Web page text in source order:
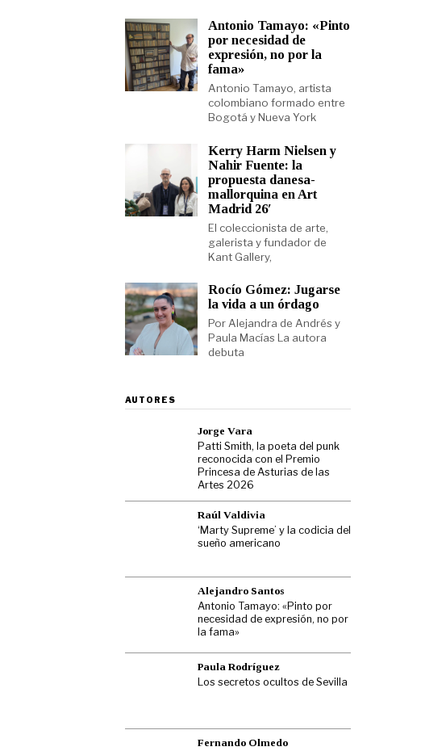
Antonio Tamayo: «Pinto
por necesidad de
expresión, no por la
fama»
Antonio Tamayo, artista
colombiano formado entre
Bogotá y Nueva York
Kerry Harm Nielsen y
Nahir Fuente: la
propuesta danesa-
mallorquina en Art
Madrid 26′
El coleccionista de arte,
galerista y fundador de
Kant Gallery,
Rocío Gómez: Jugarse
la vida a un órdago
Por Alejandra de Andrés y
Paula Macías La autora
debuta
AUTORES
Jorge Vara
Patti Smith, la poeta del punk
reconocida con el Premio
Princesa de Asturias de las
Artes 2026
Raúl Valdivia
‘Marty Supreme’ y la codicia del
sueño americano
Alejandro Santos
Antonio Tamayo: «Pinto por
necesidad de expresión, no por
la fama»
Paula Rodríguez
Los secretos ocultos de Sevilla
Fernando Olmedo